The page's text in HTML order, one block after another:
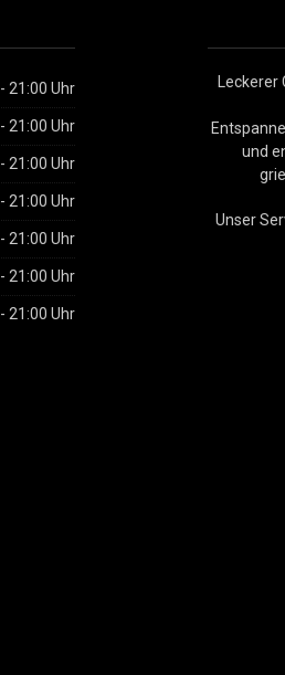
21:00 Uhr
21:00 Uhr
21:00 Uhr
21:00 Uhr
21:00 Uhr
21:00 Uhr
21:00 Uhr
und
Unser